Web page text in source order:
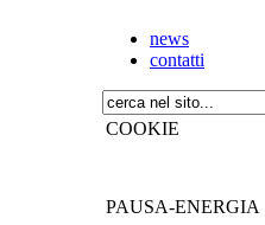
news
contatti
COOKIE
PAUSA-ENERGIA